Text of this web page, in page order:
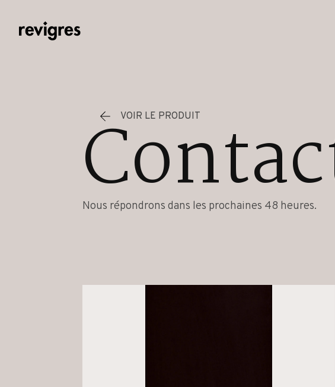
VOIR LE PRODUIT
Nous répondrons dans les prochaines 48 heures.